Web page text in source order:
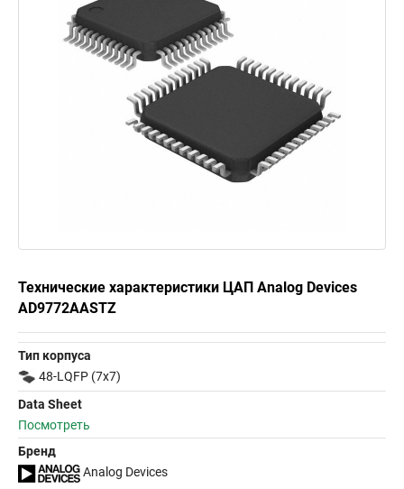
Технические характеристики ЦАП Analog Devices
AD9772AASTZ
Тип корпуса
48-LQFP (7x7)
Data Sheet
Посмотреть
Бренд
Analog Devices